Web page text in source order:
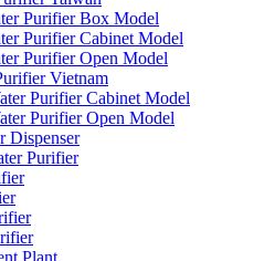
Purifier Box Model
Purifier Cabinet Model
Purifier Open Model
Vietnam
Purifier Cabinet Model
Purifier Open Model
Dispenser
Purifier